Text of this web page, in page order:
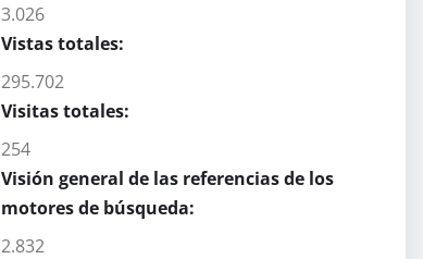
3.026
Vistas totales:
295.702
Visitas totales:
254
Visión general de las referencias de los
motores de búsqueda:
2.832